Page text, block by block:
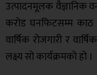
उत्पादनमूलक वैज्ञानिक
करोड घनफिटसम्म काठ
वार्षिक रोजगारी र
लक्ष्य सो कार्यक्रमको हो ।